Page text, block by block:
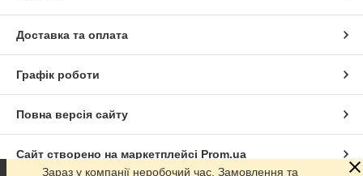
Доставка та оплата
Графік роботи
Повна версія сайту
Сайт створено на маркетплейсі Prom.ua
Зараз у компанії неробочий час. Замовлення та